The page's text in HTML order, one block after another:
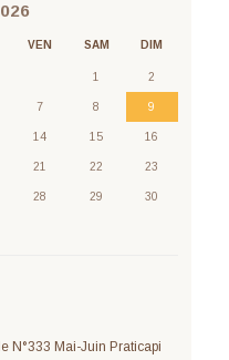
VEN SAM DIM
1 2
7 8 9
14 15 16
21 22 23
28 29 30
N°333 Mai-Juin Praticapi